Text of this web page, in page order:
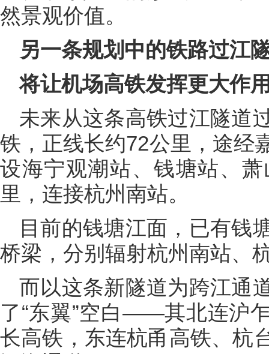
然景观价值。
另一条规划中的铁路过江
将让机场高铁发挥更大作
未来从这条高铁过江隧道
铁，正线长约72公里，途经
设海宁观潮站、钱塘站、
里，连接杭州南站。
目前的钱塘江面，已有钱
桥梁，分别辐射杭州南站、
而以这条新隧道为跨江通
了“东翼”空白——其北连沪
长高铁，东连杭甬高铁、杭